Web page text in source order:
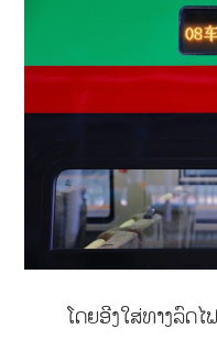
ໂດຍອີງໃສ່ທາງລົດ